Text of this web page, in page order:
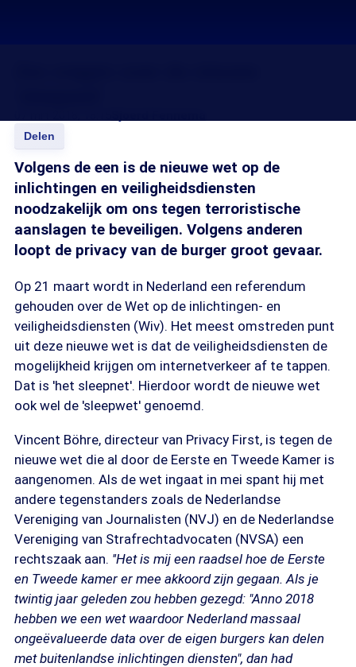
Delen
Volgens de een is de nieuwe wet op de
inlichtingen en veiligheidsdiensten
noodzakelijk om ons tegen terroristische
aanslagen te beveiligen. Volgens anderen
loopt de privacy van de burger groot gevaar.
Op 21 maart wordt in Nederland een referendum
gehouden over de Wet op de inlichtingen- en
veiligheidsdiensten (Wiv). Het meest omstreden punt
uit deze nieuwe wet is dat de veiligheidsdiensten de
mogelijkheid krijgen om internetverkeer af te tappen.
Dat is 'het sleepnet'. Hierdoor wordt de nieuwe wet
ook wel de 'sleepwet' genoemd.
Vincent Böhre, directeur van Privacy First, is tegen de
nieuwe wet die al door de Eerste en Tweede Kamer is
aangenomen. Als de wet ingaat in mei spant hij met
andere tegenstanders zoals de Nederlandse
Vereniging van Journalisten (NVJ) en de Nederlandse
Vereniging van Strafrechtadvocaten (NVSA) een
rechtszaak aan. ''Het is mij een raadsel hoe de Eerste
en Tweede kamer er mee akkoord zijn gegaan. Als je
twintig jaar geleden zou hebben gezegd: "Anno 2018
hebben we een wet waardoor Nederland massaal
ongeëvalueerde data over de eigen burgers kan delen
met buitenlandse inlichtingen diensten", dan had